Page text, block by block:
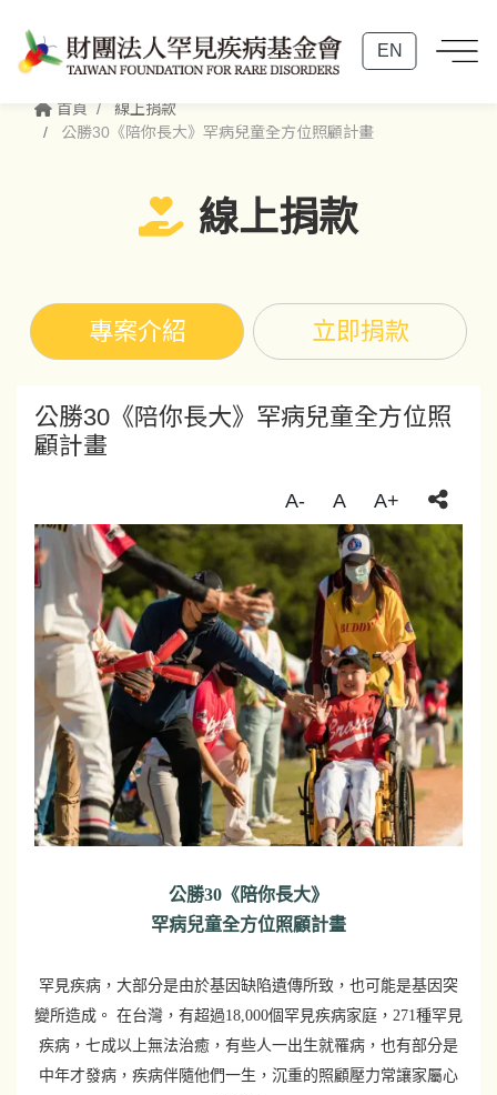
EN
首頁
線上捐款
公勝30《陪你長大》罕病兒童全方位照顧計畫
線上捐款
專案介紹 立即捐款
公勝30《陪你長大》罕病兒童全方位照
顧計畫
A- A A+
公勝30《陪你長大》
罕病兒童全方位照顧計畫
罕見疾病，大部分是由於基因缺陷遺傳所致，也可能是基因突
變所造成。 在台灣，有超過18,000個罕見疾病家庭，271種罕見
疾病，七成以上無法治癒，有些人一出生就罹病，也有部分是
中年才發病，疾病伴隨他們一生，沉重的照顧壓力常讓家屬心